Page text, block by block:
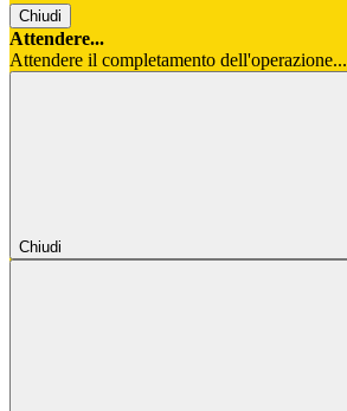
Chiudi
Attendere...
Attendere il completamento dell'operazione...
Chiudi